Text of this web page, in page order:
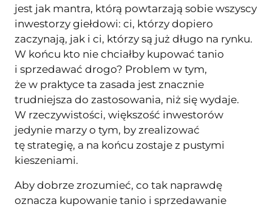
jest jak mantra, którą powtarzają sobie wszyscy
inwestorzy giełdowi: ci, którzy dopiero
zaczynają, jak i ci, którzy są już długo na rynku.
W końcu kto nie chciałby kupować tanio
i sprzedawać drogo? Problem w tym,
że w praktyce ta zasada jest znacznie
trudniejsza do zastosowania, niż się wydaje.
W rzeczywistości, większość inwestorów
jedynie marzy o tym, by zrealizować
tę strategię, a na końcu zostaje z pustymi
kieszeniami.
Aby dobrze zrozumieć, co tak naprawdę
oznacza kupowanie tanio i sprzedawanie